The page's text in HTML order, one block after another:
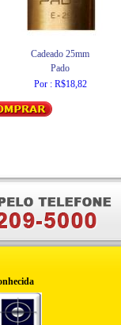
Cadeado 25mm
Pado
Por : R$18,82